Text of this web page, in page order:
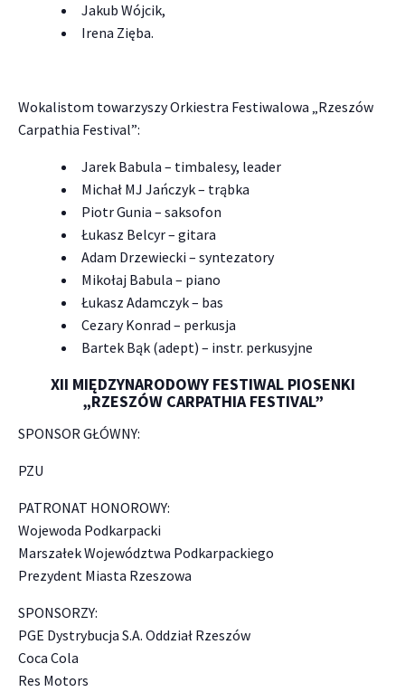
Jakub Wójcik,
Irena Zięba.
Wokalistom towarzyszy Orkiestra Festiwalowa „Rzeszów
Carpathia Festival”:
Jarek Babula – timbalesy, leader
Michał MJ Jańczyk – trąbka
Piotr Gunia – saksofon
Łukasz Belcyr – gitara
Adam Drzewiecki – syntezatory
Mikołaj Babula – piano
Łukasz Adamczyk – bas
Cezary Konrad – perkusja
Bartek Bąk (adept) – instr. perkusyjne
XII MIĘDZYNARODOWY FESTIWAL PIOSENKI
„RZESZÓW CARPATHIA FESTIVAL”
SPONSOR GŁÓWNY:
PZU
PATRONAT HONOROWY:
Wojewoda Podkarpacki
Marszałek Województwa Podkarpackiego
Prezydent Miasta Rzeszowa
SPONSORZY:
PGE Dystrybucja S.A. Oddział Rzeszów
Coca Cola
Res Motors